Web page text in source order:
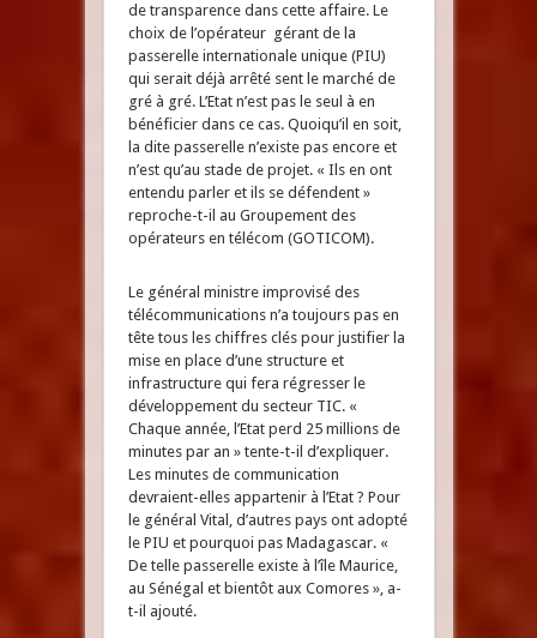
de transparence dans cette affaire. Le
choix de l’opérateur gérant de la
passerelle internationale unique (PIU)
qui serait déjà arrêté sent le marché de
gré à gré. L’Etat n’est pas le seul à en
bénéficier dans ce cas. Quoiqu’il en soit,
la dite passerelle n’existe pas encore et
n’est qu’au stade de projet. « Ils en ont
entendu parler et ils se défendent »
reproche-t-il au Groupement des
opérateurs en télécom (GOTICOM).
Le général ministre improvisé des
télécommunications n’a toujours pas en
tête tous les chiffres clés pour justifier la
mise en place d’une structure et
infrastructure qui fera régresser le
développement du secteur TIC. «
Chaque année, l’Etat perd 25 millions de
minutes par an » tente-t-il d’expliquer.
Les minutes de communication
devraient-elles appartenir à l’Etat ? Pour
le général Vital, d’autres pays ont adopté
le PIU et pourquoi pas Madagascar. «
De telle passerelle existe à l’île Maurice,
au Sénégal et bientôt aux Comores », a-
t-il ajouté.